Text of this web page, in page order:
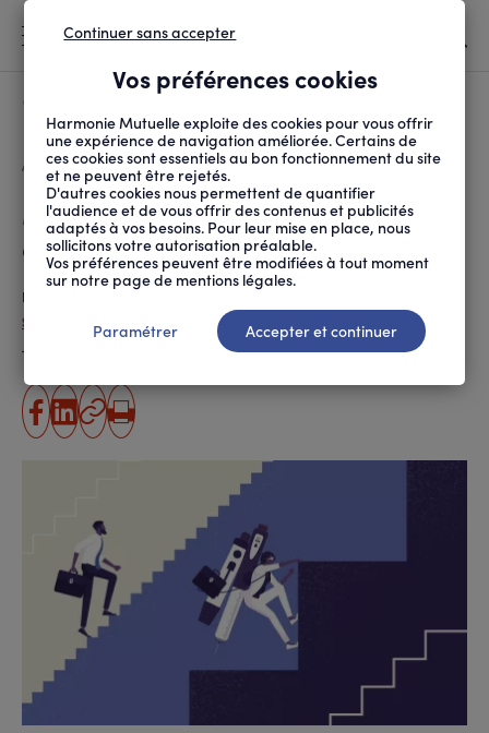
D'ARIANE
ACCUEIL SANTÉ AU TRAVAIL MAINTIEN EN EMPLOI E... MALADES CHRONIQUES :...
Malades chroniques : fin des
discriminations au travail
Publié le
Sarah Curie
Temps de lecture estimé 3 minute(s)
partager
partager
Copier
Imprimer
Vos préférences cookies
Harmonie Mutuelle exploite des cookies pour vous offrir
une expérience de navigation améliorée. Certains de
ces cookies sont essentiels au bon fonctionnement du site
et ne peuvent être rejetés.
D'autres cookies nous permettent de quantifier
l'audience et de vous offrir des contenus et publicités
adaptés à vos besoins. Pour leur mise en place, nous
sollicitons votre autorisation préalable.
Vos préférences peuvent être modifiées à tout moment
sur notre page de mentions légales.
Continuer sans accepter
Paramétrer Accepter et continuer